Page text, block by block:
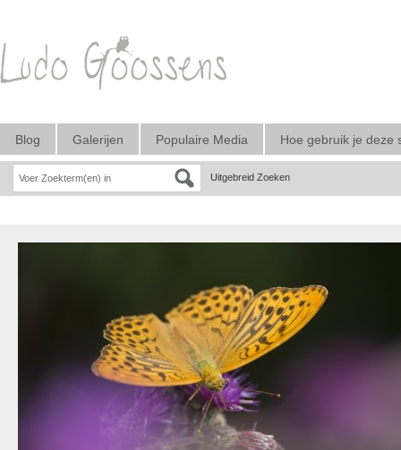
Blog Galerijen Populaire Media Hoe gebruik je deze
Uitgebreid Zoeken